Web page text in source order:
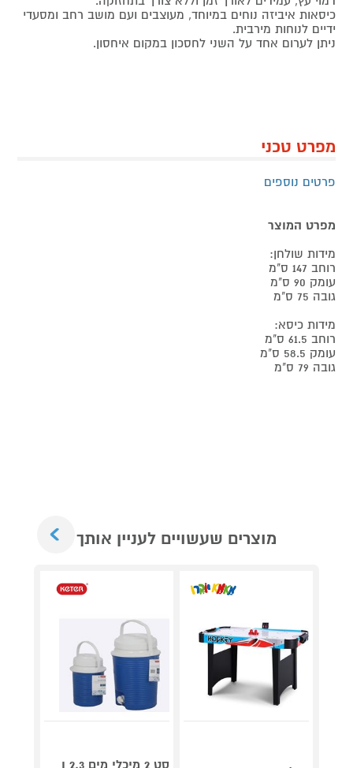
כיסאות איביזה נוחים במיוחד, מעוצבים ועם מושב רחב ומסעדי
ידיים לנוחות מירבית.
ניתן לערום אחד על השני לחסכון במקום איחסון.
מפרט טכני
פרטים נוספים
מפרט המוצר
מידות שולחן:
רוחב 147 ס"מ
עומק 90 ס"מ
גובה 75 ס"מ
מידות כיסא:
רוחב 61.5 ס"מ
עומק 58.5 ס"מ
גובה 79 ס"מ
מוצרים שעשויים לעניין אותך
סט 2 מיכלי מים 2.3 ו